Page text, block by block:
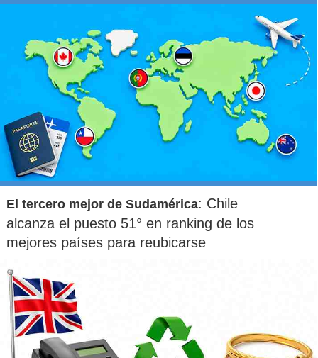
El tercero mejor de Sudamérica: Chile
alcanza el puesto 51° en ranking de los
mejores países para reubicarse